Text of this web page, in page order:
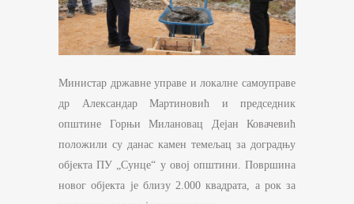
Министар државне управе и локалне самоуправе
др Александар Мартиновић и председник
општине Горњи Милановац Дејан Ковачевић
положили су данас камен темељац за доградњу
објекта ПУ „Сунце“ у овој општини. Површина
новог објекта је близу 2.000 квадрата, а рок за